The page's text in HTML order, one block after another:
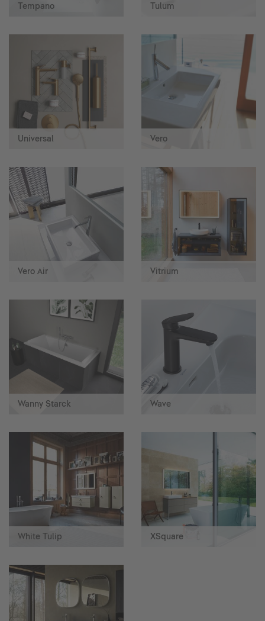
Tempano Tulum
Universal Vero
Vero Air Vitrium
Wanny Starck Wave
White Tulip XSquare